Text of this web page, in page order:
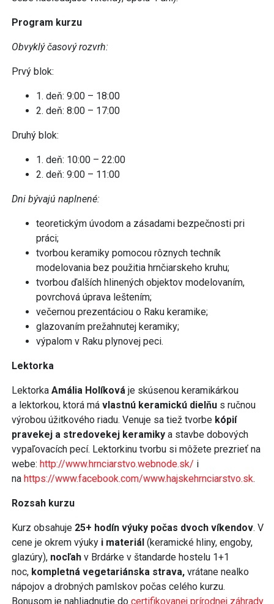
Program kurzu
Obvyklý časový rozvrh:
Prvý blok:
1. deň: 9:00 – 18:00
2. deň: 8:00 – 17:00
Druhý blok:
1. deň: 10:00 – 22:00
2. deň: 9:00 – 11:00
Dni bývajú naplnené:
teoretickým úvodom a zásadami bezpečnosti pri
práci;
tvorbou keramiky pomocou rôznych techník
modelovania bez použitia hrnčiarskeho kruhu;
tvorbou ďalších hlinených objektov modelovaním,
povrchová úprava leštením;
večernou prezentáciou o Raku keramike;
glazovaním prežahnutej keramiky;
výpalom v Raku plynovej peci.
Lektorka
Lektorka Amália Holíková je skúsenou keramikárkou
a lektorkou, ktorá má vlastnú keramickú dielňu s ručnou
výrobou úžitkového riadu. Venuje sa tiež tvorbe kópií
pravekej a stredovekej keramiky a stavbe dobových
vypaľovacích pecí. Lektorkinu tvorbu si môžete prezrieť na
webe: http://www.hrnciarstvo.webnode.sk/ i
na https://www.facebook.com/www.hajskehrnciarstvo.sk.
Rozsah kurzu
Kurz obsahuje 25+ hodín výuky počas dvoch víkendov. V
cene je okrem výuky i materiál (keramické hliny, engoby,
glazúry), nocľah v Brdárke v štandarde hostelu 1+1
noc, kompletná vegetariánska strava, vrátane nealko
nápojov a drobných pamlskov počas celého kurzu.
Bonusom je nahliadnutie do certifikovanej prírodnej záhrady